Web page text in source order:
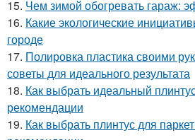
15. Чем зимой обогревать гараж:
16. Какие экологические
городе
17. Полировка пластика своими
советы для идеального результата
18. Как выбрать идеальный
рекомендации
19. Как выбрать плинтус для